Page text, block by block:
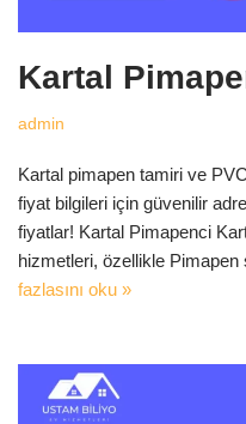
Kartal
admin
Kartal pimapen tamiri ve
fiyat bilgileri için güvenilir
fiyatlar! Kartal Pimapenci
hizmetleri, özellikle
fazlasını oku »